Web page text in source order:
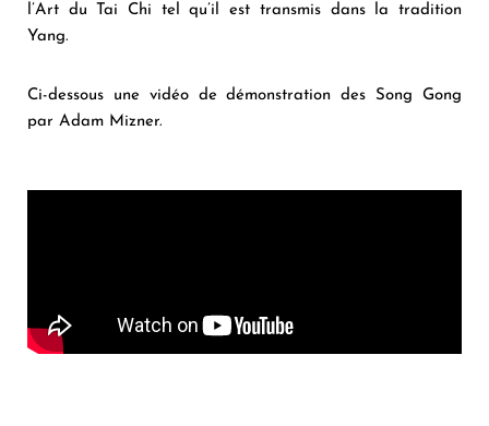
l’Art du Tai Chi tel qu’il est transmis dans la tradition
Yang.
Ci-dessous une vidéo de démonstration des Song Gong
par Adam Mizner.